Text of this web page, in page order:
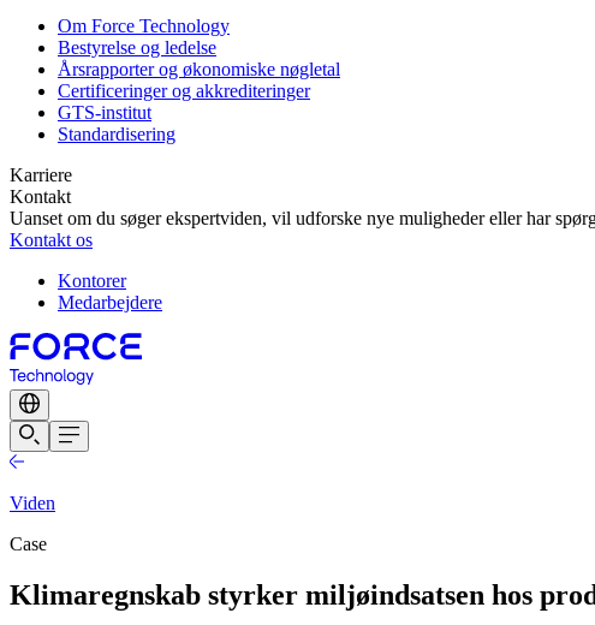
Om Force Technology
Bestyrelse og ledelse
Årsrapporter og økonomiske nøgletal
Certificeringer og akkrediteringer
GTS-institut
Standardisering
Karriere
Kontakt
Uanset om du søger ekspertviden, vil udforske nye muligheder eller har
Kontakt os
Kontorer
Medarbejdere
Viden
Case
Klimaregnskab styrker miljøindsatsen hos